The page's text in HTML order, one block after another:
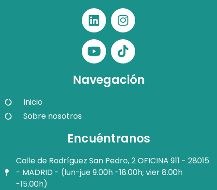
Navegación
Inicio
Sobre nosotros
Encuéntranos
Calle de Rodríguez San Pedro, 2 OFICINA 911 - 28015
- MADRID - (lun-jue 9.00h -18.00h; vier 8.00h
-15.00h)